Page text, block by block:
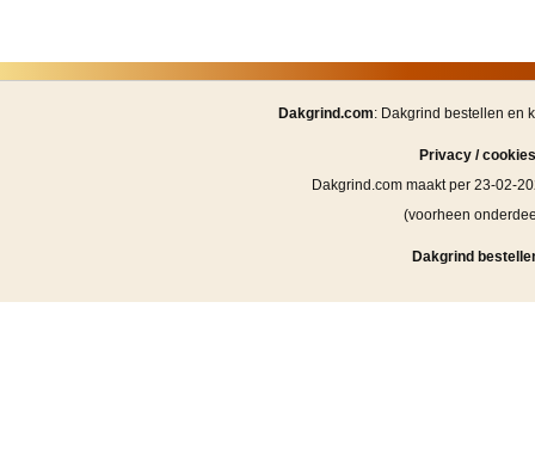
Dakgrind.com: Dakgrind bestellen en
Privacy / cookies
Dakgrind.com maakt per 23-02-
(voorheen
Dakgrind